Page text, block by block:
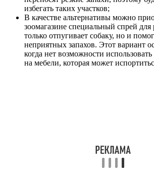
избегать таких участков;
В качестве альтернативы можно
зоомагазине специальный спрей
только отпугивает собаку, но и
неприятных запахов. Этот вариант
когда нет возможности
на мебели, которая может